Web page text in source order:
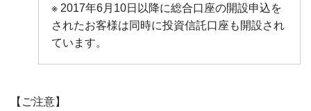
※ 2017年6月10日以降に総合口座の開設申込を
されたお客様は同時に投資信託口座も開設され
ています。
【ご注意】